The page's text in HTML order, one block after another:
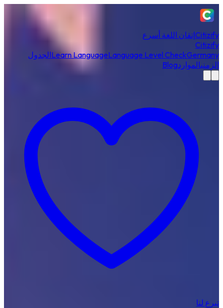
Citizifyإتقان اللغة أسرع
Citizify
Learn LanguageLanguage Level CheckGermany
الجدول
الزمنيالمواردBlog
تبرع لنا